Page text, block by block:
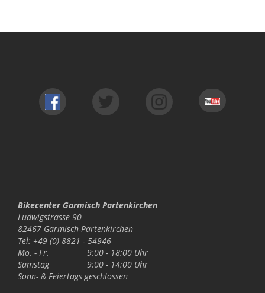
Bikecenter Garmisch Partenkirchen
Ludwigstrasse 90
82467 Garmisch-Partenkirchen
Tel: +49 (0) 8821 - 54946
Mo. - Fr.
9:00 - 18:00 Uhr
Samstag
9:00 - 14:00 Uhr
Sonn- & Feiertags geschlossen